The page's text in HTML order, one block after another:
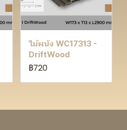
ไม้ผนัง WC17313 -
DriftWood
฿720